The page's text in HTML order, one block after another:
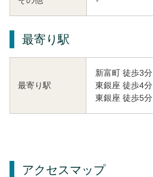
最寄り駅
最寄り駅
新富町 徒歩3分
東銀座 徒歩4分
東銀座 徒歩5分
アクセスマップ